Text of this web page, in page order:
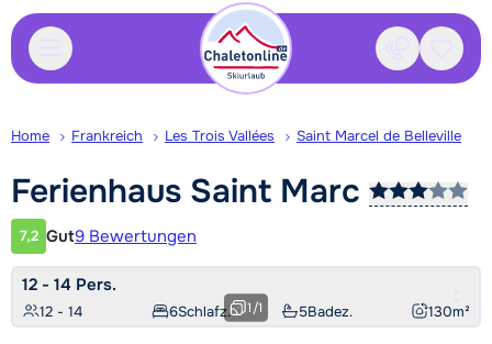
Kontakt
Home Frankreich Les Trois Vallées Saint Marcel de Belleville
Ferienhaus Saint Marc
Kundenbewertung
7,2 Gut9 Bewertungen
12 - 14 Pers.
12 - 14 6Schlafz. 5Badez. 130m²
1/1